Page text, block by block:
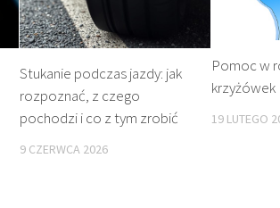
Stukanie podczas jazdy: jak
rozpoznać, z czego
pochodzi i co z tym zrobić
9 CZERWCA 2026
Pomoc w
krzyżówek
19 LUTEGO